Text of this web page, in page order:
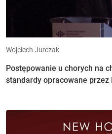
Wojciech Jurczak
Postępowanie u chorych na
standardy opracowane przez